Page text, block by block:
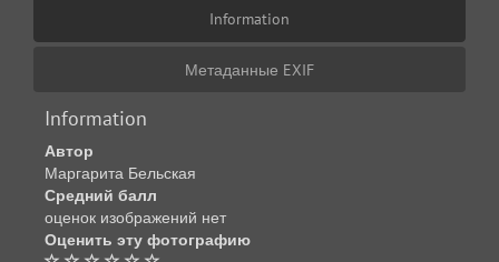
Information
Метаданные EXIF
Information
Автор
Маргарита Бельская
Средний балл
оценок изображений нет
Оценить эту фотографию